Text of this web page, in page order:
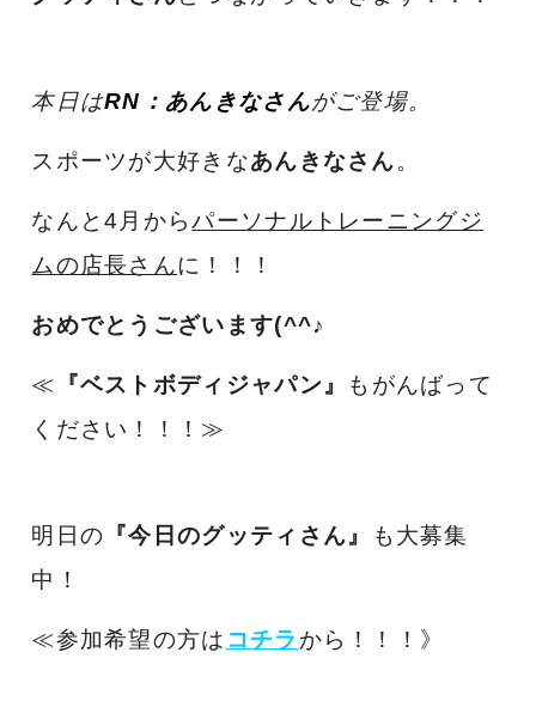
本日はRN：あんきなさんがご登場。
スポーツが大好きなあんきなさん。
なんと4月からパーソナルトレーニングジ
ムの店長さんに！！！
おめでとうございます(^^♪
≪ 『ベストボディジャパン』
もがんばって
ください！！！≫
明日の 『今日のグッティさん』
も大募集
中！
≪参加希望の方は コチラ から！！！》